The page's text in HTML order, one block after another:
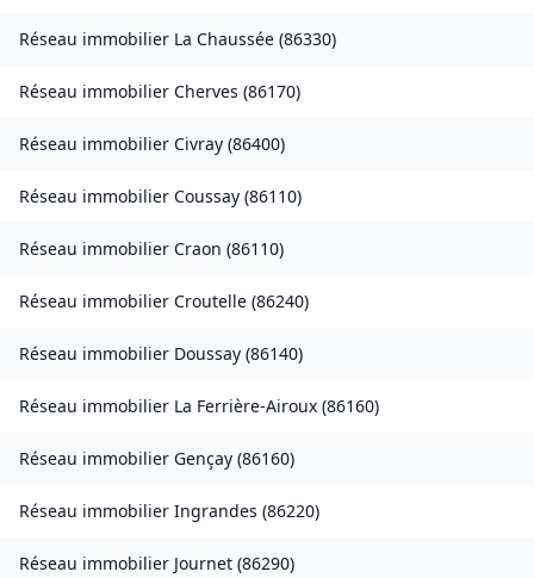
Réseau immobilier La Chaussée (86330)
Réseau immobilier Cherves (86170)
Réseau immobilier Civray (86400)
Réseau immobilier Coussay (86110)
Réseau immobilier Craon (86110)
Réseau immobilier Croutelle (86240)
Réseau immobilier Doussay (86140)
Réseau immobilier La Ferrière-Airoux (86160)
Réseau immobilier Gençay (86160)
Réseau immobilier Ingrandes (86220)
Réseau immobilier Journet (86290)